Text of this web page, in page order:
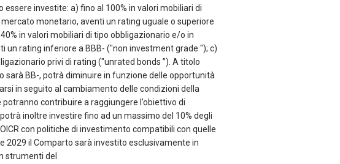
investite: a) fino al 100% in valori mobiliari di
monetario, aventi un rating uguale o superiore
in valori mobiliari di tipo obbligazionario e/o in
rating inferiore a BBB- ("non investment grade "); c)
privi di rating ("unrated bonds ”). A titolo
sarà BB-, potrà diminuire in funzione delle opportunità
in seguito al cambiamento delle condizioni della
contribuire a raggiungere l’obiettivo di
inoltre investire fino ad un massimo del 10% degli
con politiche di investimento compatibili con quelle
2029 il Comparto sarà investito esclusivamente in
strumenti del